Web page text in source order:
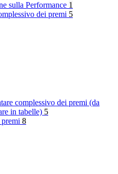
sulla Performance 1
dei premi 5
complessivo dei premi (da
in tabelle) 5
8